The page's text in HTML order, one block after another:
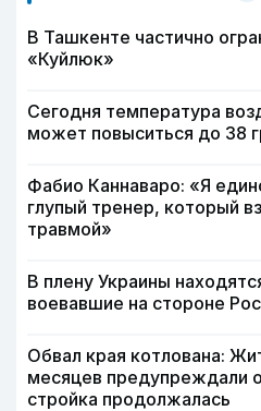
В Ташкенте частично
«Куйлюк»
Сегодня температура
может повыситься до 38
Фабио Каннаваро: «Я
глупый тренер, который
травмой»
В плену Украины
воевавшие на стороне
Обвал края котлована:
месяцев предупреждали
стройка продолжалась